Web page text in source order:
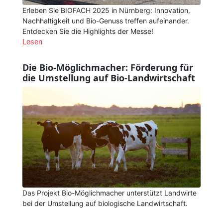
Erleben Sie BIOFACH 2025 in Nürnberg: Innovation,
Nachhaltigkeit und Bio-Genuss treffen aufeinander.
Entdecken Sie die Highlights der Messe!
Lesen
Die Bio-Möglichmacher: Förderung für
die Umstellung auf Bio-Landwirtschaft
Das Projekt Bio-Möglichmacher unterstützt Landwirte
bei der Umstellung auf biologische Landwirtschaft.